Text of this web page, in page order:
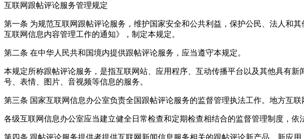
互联网跟帖评论服务管理规定
第一条 为规范互联网跟帖评论服务，维护国家安全和公共利益，保护公民、法人和
互联网信息内容管理工作的通知》，制定本规定。
第二条 在中华人民共和国境内提供跟帖评论服务，应当遵守本规定。
本规定所称跟帖评论服务，是指互联网站、应用程序、互动传播平台以及其他具有
号、表情、图片、音视频等信息的服务。
第三条 国家互联网信息办公室负责全国跟帖评论服务的监督管理执法工作。地方互
各级互联网信息办公室应当建立健全日常检查和定期检查相结合的监督管理制度，依
第四条 跟帖评论服务提供者提供互联网新闻信息服务相关的跟帖评论新产品、新应